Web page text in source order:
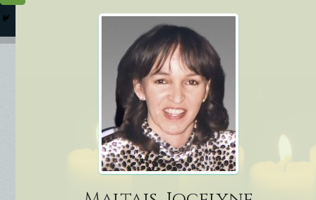
Columbarium
Services Funéraires